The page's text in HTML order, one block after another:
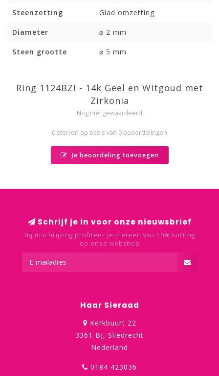
Steenzetting Glad omzetting
Diameter ⌀ 2 mm
Steen grootte ⌀ 5 mm
Ring 1124BZI - 14k Geel en Witgoud met
Zirkonia
Nog niet gewaardeerd
0 sterren op basis van 0 beoordelingen
Je beoordeling toevoegen
Schrijf je in voor onze nieuwsbrief
Bij inschrijving profiteer je meteen van 10% korting
op onze webshop
Haar Sieraad
Kerkbuurt 22
3361 BJ, Sliedrecht
Nederland
0184 423036